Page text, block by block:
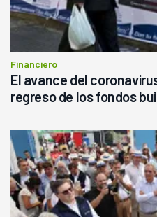
Financiero
El avance del
regreso de los fondos